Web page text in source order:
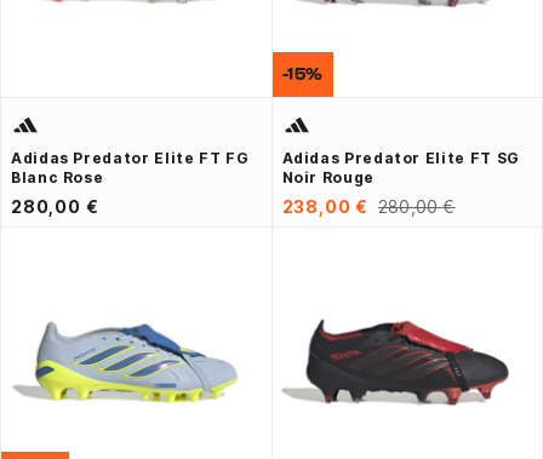
Adidas Predator Elite FT FG
Blanc Rose
280,00 €
Adidas Predator Elite FT SG
Noir Rouge
238,00 € 280,00 €
-15%